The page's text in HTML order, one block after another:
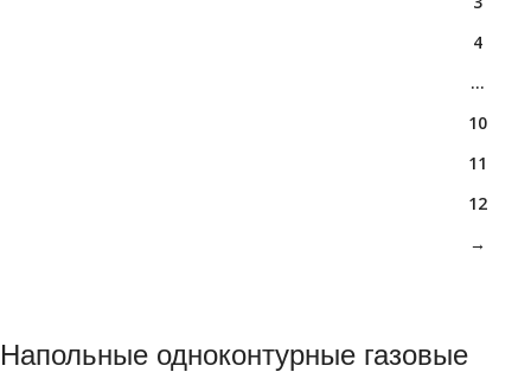
4
…
10
11
12
→
Напольные одноконтурные газовые